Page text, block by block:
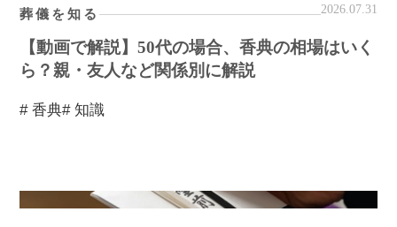
葬儀を知る 2026.07.31
【動画で解説】50代の場合、香典の相場はいく
ら？親・友人など関係別に解説
# 香典# 知識